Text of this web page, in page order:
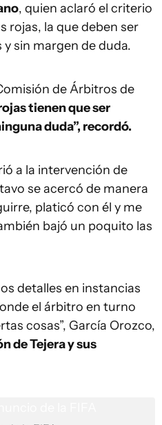
, quien aclaró el criterio
rojas, la que deben ser
sin margen de duda.
de Árbitros de
tienen que ser
duda”, recordó.
a la intervención de
se acercó de manera
platicó con él y me
bajó un poquito las
detalles en instancias
el árbitro en turno
cosas”, García Orozco,
de Tejera y sus